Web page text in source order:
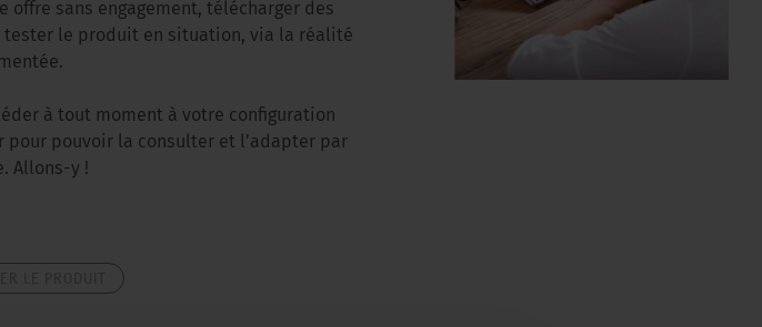
offre sans engagement, télécharger des
tester le produit en situation, via la réalité
à tout moment à votre configuration
pour pouvoir la consulter et l’adapter par
Allons-y !